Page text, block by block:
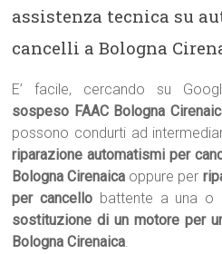
assistenza tecnica su
cancelli a Bologna
E’ facile, cercando su
sospeso FAAC Bologna
possono condurti ad
riparazione automatismi per
Bologna Cirenaica oppure per
per cancello battente a una o
sostituzione di un motore per
Bologna Cirenaica.